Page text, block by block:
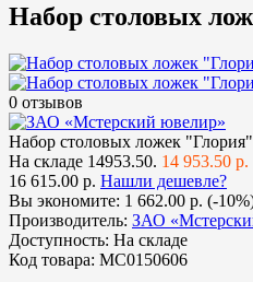
Набор столовых
0 отзывов
Набор столовых ложек
На складе 14953.50. 14 953.50 р.
16 615.00 р. Нашли дешевле?
Вы экономите: 1 662.00 р. (-
Производитель: ЗАО
Доступность: На складе
Код товара: МС0150606